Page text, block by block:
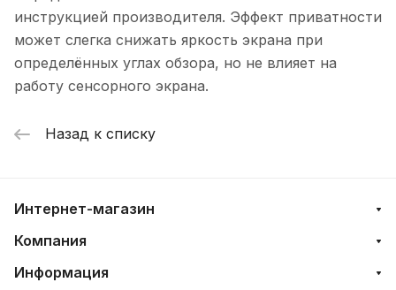
инструкцией производителя. Эффект приватности
может слегка снижать яркость экрана при
определённых углах обзора, но не влияет на
работу сенсорного экрана.
Назад к списку
Интернет-магазин
Компания
Информация